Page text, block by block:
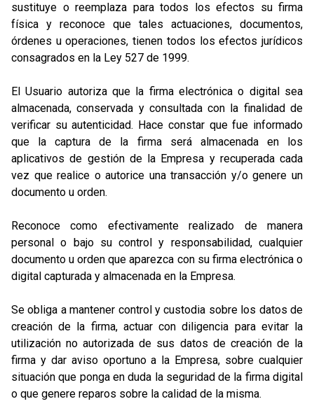
sustituye o reemplaza para todos los efectos su firma
física y reconoce que tales actuaciones, documentos,
órdenes u operaciones, tienen todos los efectos jurídicos
consagrados en la Ley 527 de 1999.
El Usuario autoriza que la firma electrónica o digital sea
almacenada, conservada y consultada con la finalidad de
verificar su autenticidad. Hace constar que fue informado
que la captura de la firma será almacenada en los
aplicativos de gestión de la Empresa y recuperada cada
vez que realice o autorice una transacción y/o genere un
documento u orden.
Reconoce como efectivamente realizado de manera
personal o bajo su control y responsabilidad, cualquier
documento u orden que aparezca con su firma electrónica o
digital capturada y almacenada en la Empresa.
Se obliga a mantener control y custodia sobre los datos de
creación de la firma, actuar con diligencia para evitar la
utilización no autorizada de sus datos de creación de la
firma y dar aviso oportuno a la Empresa, sobre cualquier
situación que ponga en duda la seguridad de la firma digital
o que genere reparos sobre la calidad de la misma.